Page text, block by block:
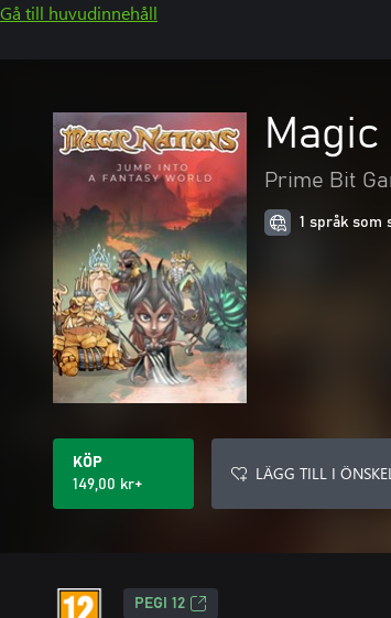
Gå till huvudinnehåll
Prime Bit
1 språk som
KÖP
149,00 kr+
LÄGG TILL I
PEGI 12